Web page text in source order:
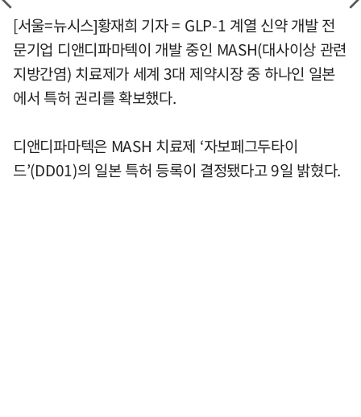
[서울=뉴시스]황재희 기자 = GLP-1 계열 신약 개발 전
문기업 디앤디파마텍이 개발 중인 MASH(대사이상 관련
지방간염) 치료제가 세계 3대 제약시장 중 하나인 일본
에서 특허 권리를 확보했다.
디앤디파마텍은 MASH 치료제 ‘자보페그두타이
드’(DD01)의 일본 특허 등록이 결정됐다고 9일 밝혔다.